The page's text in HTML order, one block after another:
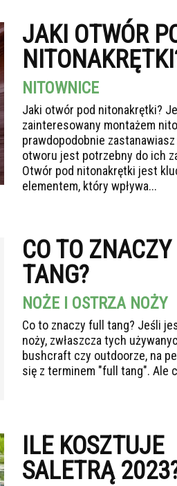
JAKI OTWÓR
NITOWNICE
Jaki otwór pod nitonakrętki?
zainteresowany montażem
prawdopodobnie
otworu jest potrzebny do ich
Otwór pod nitonakrętki jest
elementem, który wpływa...
CO TO
TANG?
NOŻE I OSTRZA NOŻY
Co to znaczy full tang? Jeśli
noży, zwłaszcza tych
bushcraft czy outdoorze, na
się z terminem "full tang". Ale
ILE KOSZTUJE
SALETRĄ